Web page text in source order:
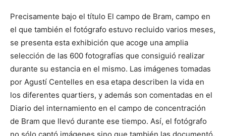
Precisamente bajo el título El campo de Bram, campo en
el que también el fotógrafo estuvo recluido varios meses,
se presenta esta exhibición que acoge una amplia
selección de las 600 fotografías que consiguió realizar
durante su estancia en el mismo. Las imágenes tomadas
por Agustí Centelles en esa etapa describen la vida en
los diferentes quartiers, y además son comentadas en el
Diario del internamiento en el campo de concentración
de Bram que llevó durante ese tiempo. Así, el fotógrafo